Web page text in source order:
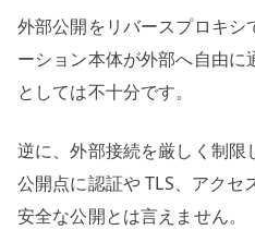
外部公開をリバースプロキシ
ーション本体が外部へ自由
としては不十分です。
逆に、外部接続を厳しく制
公開点に認証や TLS、アクセ
安全な公開とは言えません。